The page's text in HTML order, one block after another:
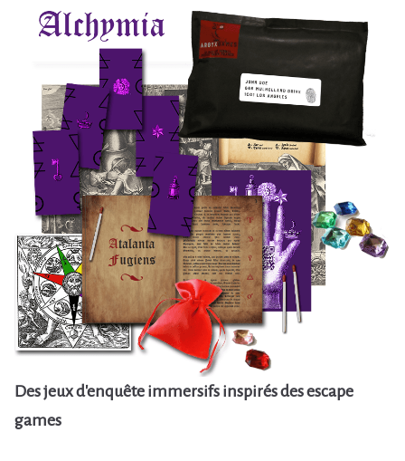
Des jeux d'enquête immersifs inspirés des escape
games